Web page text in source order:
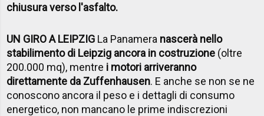
chiusura verso l'asfalto.
UN GIRO A LEIPZIG La Panamera nascerà nello
stabilimento di Leipzig ancora in costruzione (oltre
200.000 mq), mentre i motori arriveranno
direttamente da Zuffenhausen. E anche se non se ne
conoscono ancora il peso e i dettagli di consumo
energetico, non mancano le prime indiscrezioni